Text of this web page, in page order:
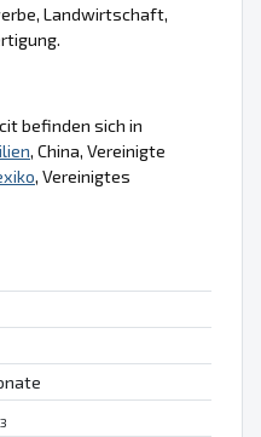
Landwirtschaft,
befinden sich in
, China, Vereinigte
, Vereinigtes
3